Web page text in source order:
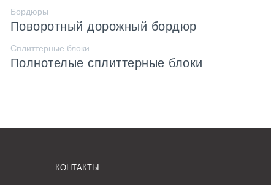
Бордюры
Поворотный дорожный бордюр
Сплиттерные блоки
Полнотелые сплиттерные блоки
КОНТАКТЫ